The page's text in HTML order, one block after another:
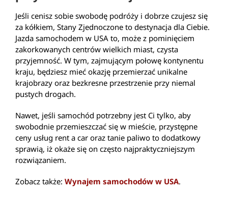
Jeśli cenisz sobie swobodę podróży i dobrze czujesz się
za kółkiem, Stany Zjednoczone to destynacja dla Ciebie.
Jazda samochodem w USA to, może z pominięciem
zakorkowanych centrów wielkich miast, czysta
przyjemność. W tym, zajmującym połowę kontynentu
kraju, będziesz mieć okazję przemierzać unikalne
krajobrazy oraz bezkresne przestrzenie przy niemal
pustych drogach.
Nawet, jeśli samochód potrzebny jest Ci tylko, aby
swobodnie przemieszczać się w mieście, przystępne
ceny usług rent a car oraz tanie paliwo to dodatkowy
sprawią, iż okaże się on często najpraktyczniejszym
rozwiązaniem.
Zobacz także: Wynajem samochodów w USA.